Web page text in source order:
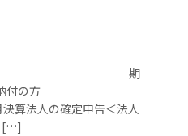
期
付の方
の確定申告＜法人